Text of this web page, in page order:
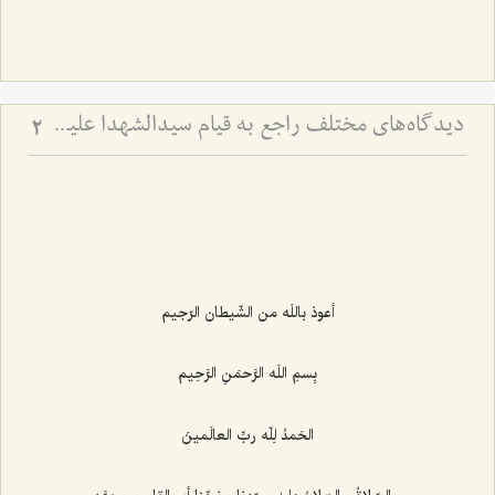
دیدگاه‌های مختلف راجع به قیام سیدالشهدا علیه السلام - بررسی اجمالی هدف قیام امام حسین علیه‌السلام 2
أعوذ باللَه من الشّیطان الرّجیم‌
بِسمِ اللَه الرَّحمَنِ الرَّحِیم‌
الحَمدُ لِلّه ربِّ العالَمینَ